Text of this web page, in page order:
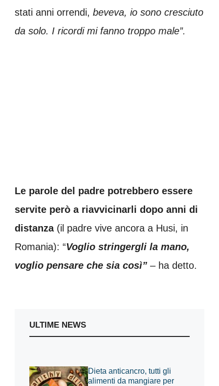
stati anni orrendi, beveva, io sono cresciuto
da solo. I ricordi mi fanno troppo male”.
Le parole del padre potrebbero essere
servite però a riavvicinarli dopo anni di
distanza(il padre vive ancora a Husi, in
Romania): “Voglio stringergli la mano,
voglio pensare che sia così” – ha detto.
ULTIME NEWS
Dieta anticancro, tutti gli
alimenti da mangiare per